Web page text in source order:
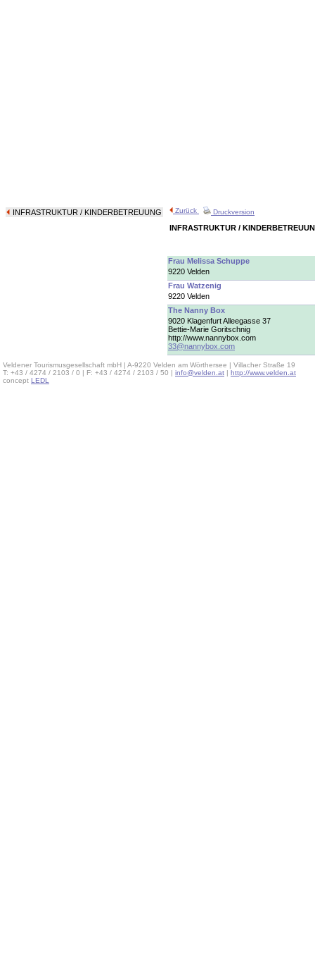
INFRASTRUKTUR / KINDERBETREUUNG Zurück Druckversion
INFRASTRUKTUR /
Frau Melissa Schuppe
9220 Velden
Frau Watzenig
9220 Velden
The Nanny Box
9020 Klagenfurt Alleegasse 37
Bettie-Marie Goritschnig
http://www.nannybox.com
33@nannybox.com
Veldener Tourismusgesellschaft mbH | A-9220 Velden am Wörthersee | Villacher Straße 19
T: +43 / 4274 / 2103 / 0 | F: +43 / 4274 / 2103 / 50 | info@velden.at | http://www.velden.at
concept LEDL